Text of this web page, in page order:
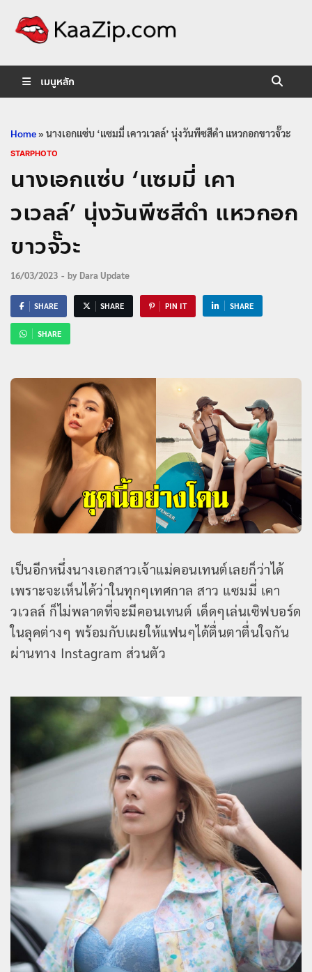
เมนูหลัก
Home»นางเอกแซ่บ ‘แซมมี่ เคาวเวลล์’ นุ่งวันพีซสีดำ แหวกอกขาวจั๊วะ
STARPHOTO
นางเอกแซ่บ ‘แซมมี่ เคา
วเวลล์’ นุ่งวันพีซสีดำ แหวกอก
ขาวจั๊วะ
16/03/2023 - by Dara Update
SHARE SHARE PIN IT SHARE
SHARE
เป็นอีกหนึ่งนางเอกสาวเจ้าแม่คอนเทนต์เลยก็ว่าได้
เพราะจะเห็นได้ว่าในทุกๆเทศกาล สาว แซมมี่ เคา
วเวลล์ ก็ไม่พลาดที่จะมีคอนเทนต์ เด็ดๆเล่นเซิฟบอร์ด
ในลุคต่างๆ พร้อมกับเผยให้แฟนๆได้ตื่นตาตื่นใจกัน
ผ่านทาง Instagram ส่วนตัว